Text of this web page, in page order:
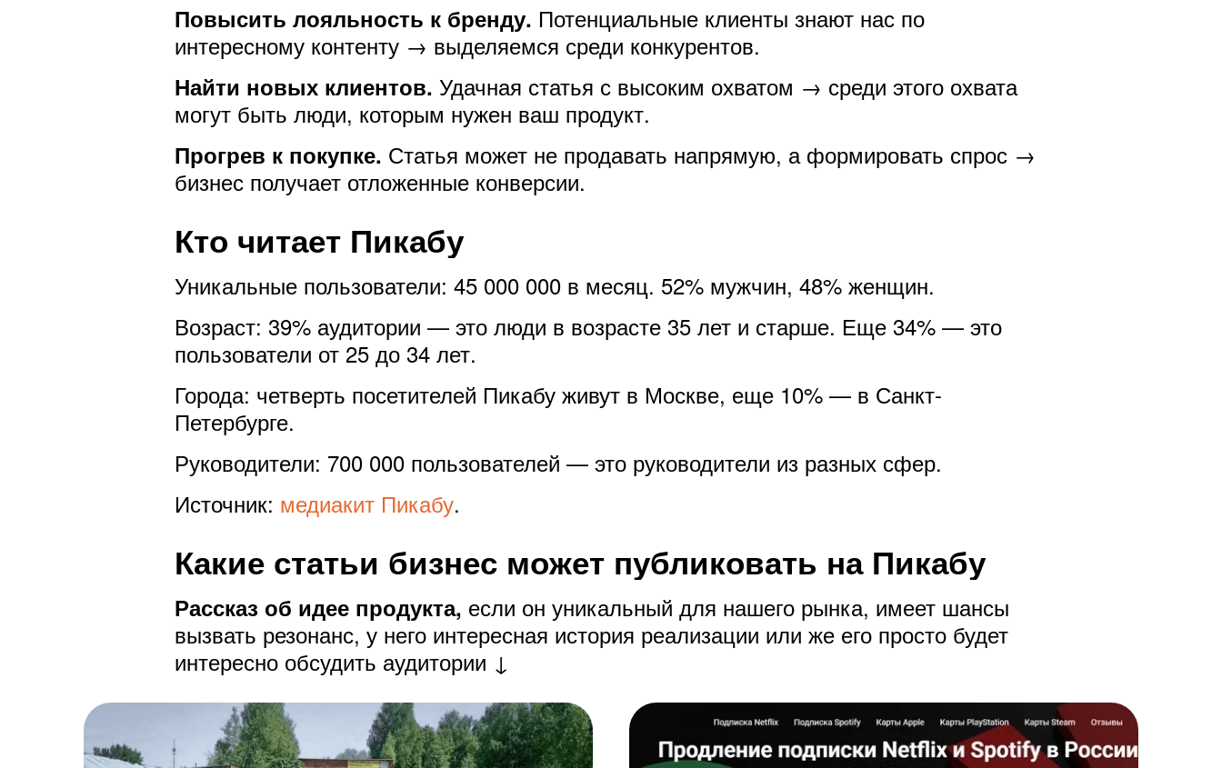
Повысить лояльность к бренду. Потенциальные клиенты знают нас по
интересному контенту → выделяемся среди конкурентов.
Найти новых клиентов. Удачная статья с высоким охватом → среди этого охвата
могут быть люди, которым нужен ваш продукт.
Прогрев к покупке. Статья может не продавать напрямую, а формировать спрос →
бизнес получает отложенные конверсии.
Кто читает Пикабу
Уникальные пользователи: 45 000 000 в месяц. 52% мужчин, 48% женщин.
Возраст: 39% аудитории — это люди в возрасте 35 лет и старше. Еще 34% — это
пользователи от 25 до 34 лет.
Города: четверть посетителей Пикабу живут в Москве, еще 10% — в Санкт-
Петербурге.
Руководители: 700 000 пользователей — это руководители из разных сфер.
Источник: медиакит Пикабу.
Какие статьи бизнес может публиковать на Пикабу
Рассказ об идее продукта, если он уникальный для нашего рынка, имеет шансы
вызвать резонанс, у него интересная история реализации или же его просто будет
интересно обсудить аудитории ↓